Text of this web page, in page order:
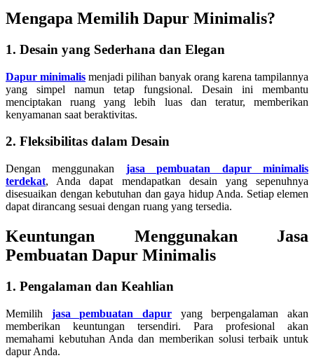
Mengapa Memilih Dapur Minimalis?
1. Desain yang Sederhana dan Elegan
Dapur minimalis menjadi pilihan banyak orang karena tampilannya
yang simpel namun tetap fungsional. Desain ini membantu
menciptakan ruang yang lebih luas dan teratur, memberikan
kenyamanan saat beraktivitas.
2. Fleksibilitas dalam Desain
Dengan menggunakan jasa pembuatan dapur minimalis
terdekat, Anda dapat mendapatkan desain yang sepenuhnya
disesuaikan dengan kebutuhan dan gaya hidup Anda. Setiap elemen
dapat dirancang sesuai dengan ruang yang tersedia.
Keuntungan Menggunakan Jasa
Pembuatan Dapur Minimalis
1. Pengalaman dan Keahlian
Memilih jasa pembuatan dapur yang berpengalaman akan
memberikan keuntungan tersendiri. Para profesional akan
memahami kebutuhan Anda dan memberikan solusi terbaik untuk
dapur Anda.